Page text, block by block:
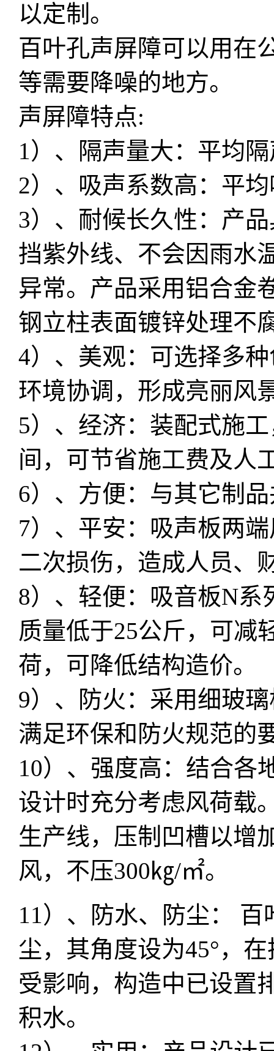
以定制。
百叶孔声屏障可以用在
等需要降噪的地方。
声屏障特点:
1）、隔声量大：平均
2）、吸声系数高：平
3）、耐候长久性：产
挡紫外线、不会因雨水
异常。产品采用铝合金
钢立柱表面镀锌处理不
4）、美观：可选择多
环境协调，形成亮丽风
5）、经济：装配式施
间，可节省施工费及人
6）、方便：与其它制
7）、平安：吸声板两
二次损伤，造成人员、
8）、轻便：吸音板N
质量低于25公斤，可减
荷，可降低结构造价。
9）、防火：采用细玻
满足环保和防火规范的
10）、强度高：结合各
设计时充分考虑风荷载
生产线，压制凹槽以增
风，不压300㎏/㎡。
11）、防水、防尘：
尘，其角度设为45°，
受影响，构造中已设置
积水。